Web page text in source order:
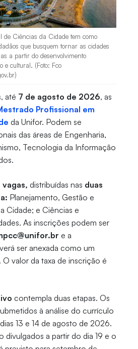
de Ciências da Cidade tem como
que busquem tornar as cidades
a partir do desenvolvimento
e cultural. (Foto: Fco
até 7 de agosto de 2026, as
Profissional em
da Unifor. Podem se
das áreas de Engenharia,
Tecnologia da Informação
vagas, distribuídas nas duas
Planejamento, Gestão e
Cidade; e Ciências e
As inscrições podem ser
e a
ser anexada como um
valor da taxa de inscrição é
contempla duas etapas. Os
à análise do currículo
13 e 14 de agosto de 2026.
divulgados a partir do dia 19 e o